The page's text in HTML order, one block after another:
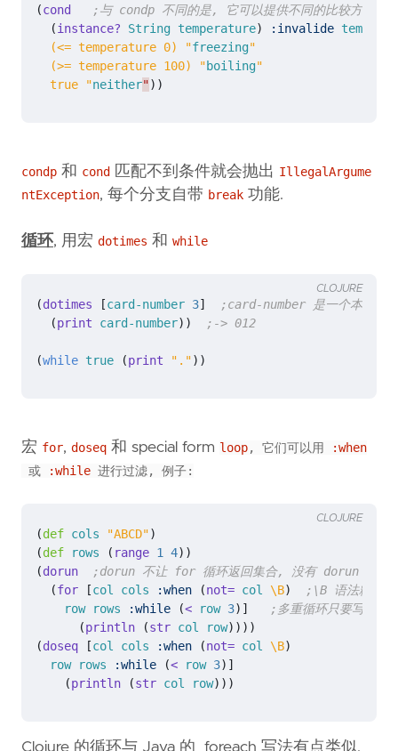
(cond
;与 condp 不同的是, 它可以提供不同的比较方式
(instance? String temperature) :invalide
  (<= temperature 0) "
freezing
  (>= temperature 100) "
boiling
  true "
neither"))
condp 和 cond 匹配不到条件就会抛出 IllegalArgume
ntException, 每个分支自带 break 功能.
循环, 用宏 dotimes 和 while
(dotimes [card-number 3]
;card-number 是一个本地
(print card-number)) ;-> 012
(while true (print "."))
CLOJURE
宏 for, doseq 和 special form loop, 它们可以用
:when
或
:while 进行过滤, 例子:
(def cols "ABCD")
(def rows ( range 1 4))
(dorun
;dorun 不让 for 循环返回集合, 没有
(for [col cols :when (not= col \B)
;\B 语法糖表
row
rows :while (< row 3)]
;多重循环只要写
(println (str col row))))
(doseq [col cols :when (not= col \B)
row
rows :while (< row 3)]
(println (str col row)))
CLOJURE
Clojure 的循环与 Java 的 foreach 写法有点类似.